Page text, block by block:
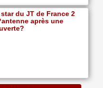
star du JT de France 2
après une